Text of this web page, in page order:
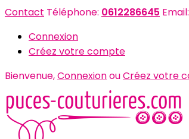
Contact Téléphone: 0612286645 Email:
Connexion
Créez votre compte
Bienvenue,ConnexionouCréez votre